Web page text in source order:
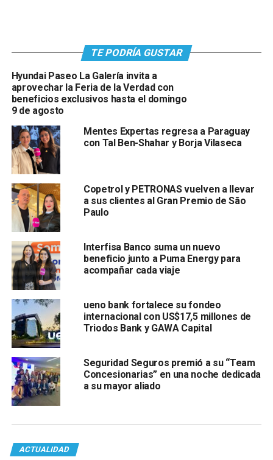
TE PODRÍA GUSTAR
Hyundai Paseo La Galería invita a
aprovechar la Feria de la Verdad con
beneficios exclusivos hasta el domingo
9 de agosto
Mentes Expertas regresa a Paraguay
con Tal Ben-Shahar y Borja Vilaseca
Copetrol y PETRONAS vuelven a llevar
a sus clientes al Gran Premio de São
Paulo
Interfisa Banco suma un nuevo
beneficio junto a Puma Energy para
acompañar cada viaje
ueno bank fortalece su fondeo
internacional con US$17,5 millones de
Triodos Bank y GAWA Capital
Seguridad Seguros premió a su “Team
Concesionarias” en una noche dedicada
a su mayor aliado
ACTUALIDAD